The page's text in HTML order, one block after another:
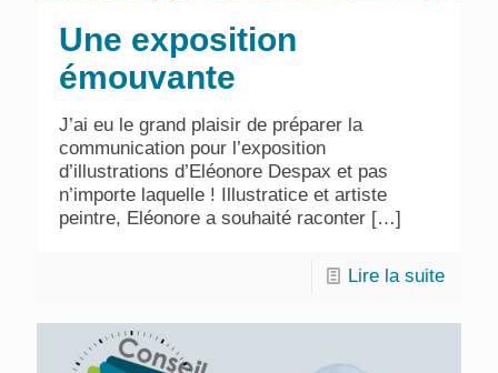
Une exposition
émouvante
J’ai eu le grand plaisir de préparer la
communication pour l’exposition
d’illustrations d’Eléonore Despax et pas
n’importe laquelle ! Illustratice et artiste
peintre, Eléonore a souhaité raconter […]
Lire la suite